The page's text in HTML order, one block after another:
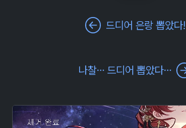
드디어 은랑 뽑았다!
나찰… 드디어 뽑았다…